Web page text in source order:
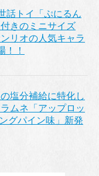
話トイ「ぷにるん
きのミニサイズ
リオの人気キャラ
！！
塩分補給に特化し
ムネ「アップロッ
グパイン味」新発